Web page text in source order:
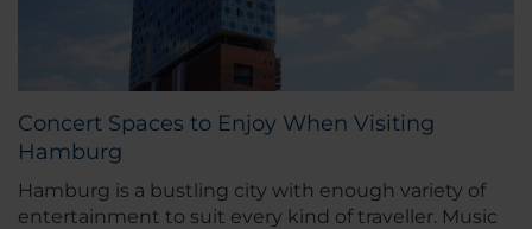
Concert Spaces to Enjoy When Visiting
Hamburg
Hamburg is a bustling city with enough variety of
entertainment to suit every kind of traveller. Music